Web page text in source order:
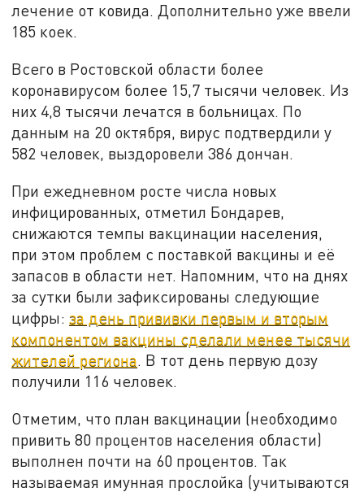
лечение от ковида. Дополнительно уже ввели
185 коек.
Всего в Ростовской области более
коронавирусом более 15,7 тысячи человек. Из
них 4,8 тысячи лечатся в больницах. По
данным на 20 октября, вирус подтвердили у
582 человек, выздоровели 386 дончан.
При ежедневном росте числа новых
инфицированных, отметил Бондарев,
снижаются темпы вакцинации населения,
при этом проблем с поставкой вакцины и её
запасов в области нет. Напомним, что на днях
за сутки были зафиксированы следующие
цифры:за день прививки первым и вторым
компонентом вакцины сделали менее тысячи
жителей региона. В тот день первую дозу
получили 116 человек.
Отметим, что план вакцинации (необходимо
привить 80 процентов населения области)
выполнен почти на 60 процентов. Так
называемая имунная прослойка (учитываются